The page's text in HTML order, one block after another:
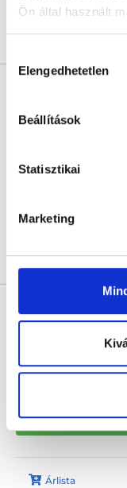
Ön által használt
szabályzat:
kiválasztása
Elengedhetetlen
Beállítások
Statisztikai
Marketing
L33
Árlista